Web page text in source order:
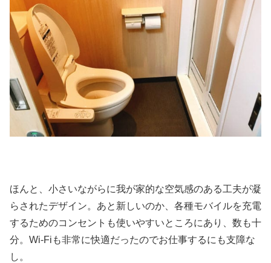
ほんと、小さいながらに我が家的な空気感のある工夫が凝
らされたデザイン。あと新しいのか、各種モバイルを充電
するためのコンセントも使いやすいところにあり、数も十
分。Wi-Fiも非常に快適だったのでお仕事するにも支障な
し。